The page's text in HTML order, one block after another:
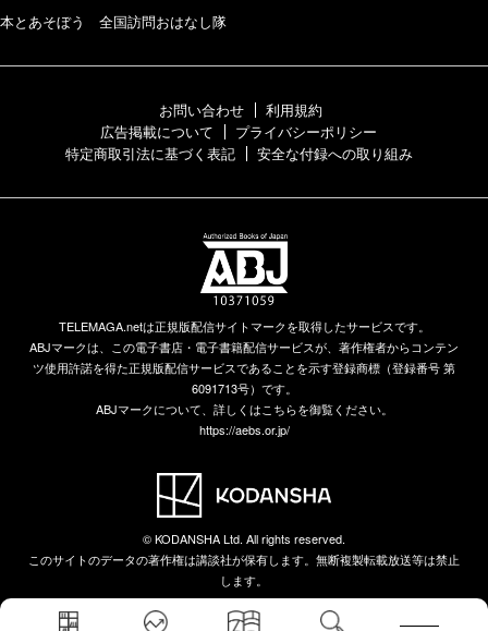
本とあそぼう 全国訪問おはなし隊
お問い合わせ
利用規約
広告掲載について
プライバシーポリシー
特定商取引法に基づく表記
安全な付録への取り組み
TELEMAGA.netは正規版配信サイトマークを取得したサービスです。
ABJマークは、この電子書店・電子書籍配信サービスが、著作権者からコンテン
ツ使用許諾を得た正規版配信サービスであることを示す登録商標（登録番号 第
6091713号）です。
ABJマークについて、詳しくはこちらを御覧ください。
https://aebs.or.jp/
© KODANSHA Ltd. All rights reserved.
このサイトのデータの著作権は講談社が保有します。無断複製転載放送等は禁止
します。